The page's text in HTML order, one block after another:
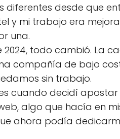
diferentes desde que
y mi trabajo era
una.
2024, todo cambió. La
compañía de bajo
sin trabajo.
cuando decidí
algo que hacía en
ahora podía